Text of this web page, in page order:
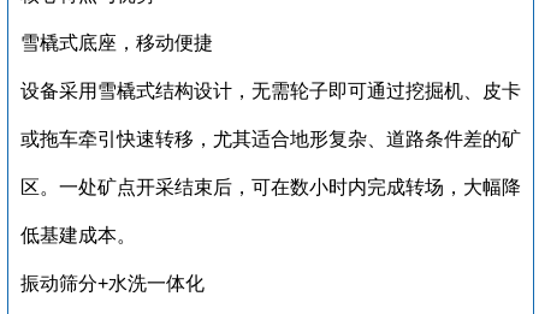
‌雪橇式底座，移动便捷‌
设备采用雪橇式结构设计，无需轮子即可通过挖掘机、皮卡
或拖车牵引快速转移，尤其适合地形复杂、道路条件差的矿
区。一处矿点开采结束后，可在数小时内完成转场，大幅降
低基建成本。
‌振动筛分+水洗一体化‌